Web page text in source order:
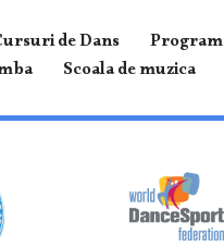
de Dans Program
Scoala de muzica